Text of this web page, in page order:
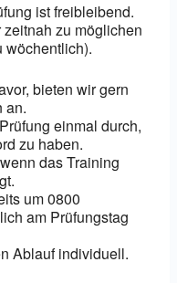
ist freibleibend.
zu möglichen
wöchentlich).
bieten wir gern
an.
einmal durch,
zu haben.
das Training
um 0800
am Prüfungstag
Ablauf individuell.